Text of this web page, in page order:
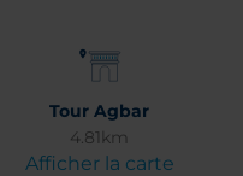
Tour Agbar
4.81km
Afficher la carte